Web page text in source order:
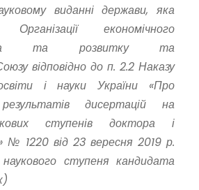
виданні держави, яка
економічного
та розвитку та
відповідно до п. 2.2 Наказу
і науки України «Про
результатів дисертацій на
ступенів доктора і
№ 1220 від 23 вересня 2019 р.
ступеня кандидата